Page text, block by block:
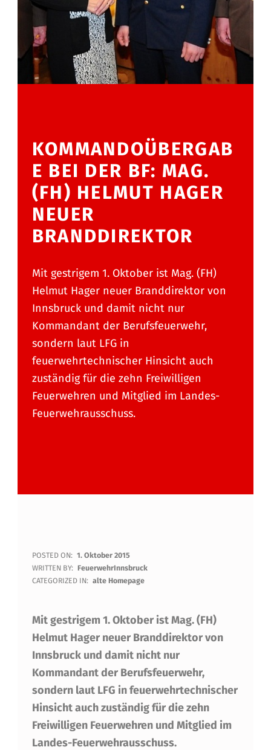
KOMMANDOÜBERGAB
E BEI DER BF: MAG.
(FH) HELMUT HAGER
NEUER
BRANDDIREKTOR
Mit gestrigem 1. Oktober ist Mag. (FH)
Helmut Hager neuer Branddirektor von
Innsbruck und damit nicht nur
Kommandant der Berufsfeuerwehr,
sondern laut LFG in
feuerwehrtechnischer Hinsicht auch
zuständig für die zehn Freiwilligen
Feuerwehren und Mitglied im Landes-
Feuerwehrausschuss.
K
O
M
A
N
D
O
Ü
POSTED ON: 1. Oktober 2015
WRITTEN BY: FeuerwehrInnsbruck
CATEGORIZED IN: alte Homepage
Mit gestrigem 1. Oktober ist Mag. (FH)
Helmut Hager neuer Branddirektor von
Innsbruck und damit nicht nur
Kommandant der Berufsfeuerwehr,
sondern laut LFG in feuerwehrtechnischer
Hinsicht auch zuständig für die zehn
Freiwilligen Feuerwehren und Mitglied im
Landes-Feuerwehrausschuss.